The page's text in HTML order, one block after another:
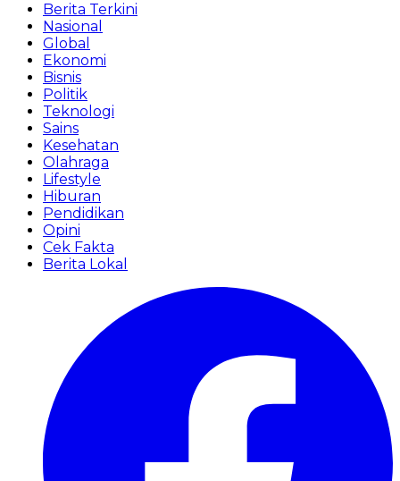
Berita Terkini
Nasional
Global
Ekonomi
Bisnis
Politik
Teknologi
Sains
Kesehatan
Olahraga
Lifestyle
Hiburan
Pendidikan
Opini
Cek Fakta
Berita Lokal